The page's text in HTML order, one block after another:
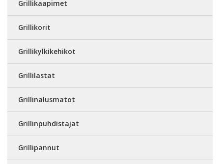
Grillikaapimet
Grillikorit
Grillikylkikehikot
Grillilastat
Grillinalusmatot
Grillinpuhdistajat
Grillipannut